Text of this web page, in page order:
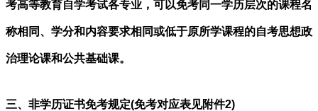
考高等教育自学考试各专业，可以免考同一学历层次的课程名
称相同、学分和内容要求相同或低于原所学课程的自考思想政
治理论课和公共基础课。
三、非学历证书免考规定(免考对应表见附件2)